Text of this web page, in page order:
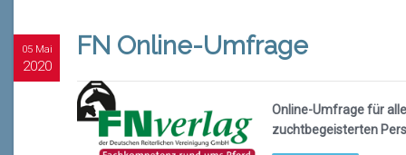
05 Mai
2020
FN Online-Umfrage
Online-Umfrage für
zuchtbegeisterten